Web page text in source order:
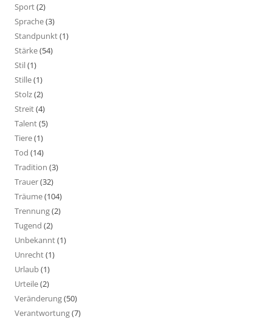
Sport(2)
Sprache(3)
Standpunkt(1)
Stärke(54)
Stil(1)
Stille(1)
Stolz(2)
Streit(4)
Talent(5)
Tiere(1)
Tod (14)
Tradition (3)
Trauer(32)
Träume(104)
Trennung(2)
Tugend (2)
Unbekannt(1)
Unrecht(1)
Urlaub(1)
Urteile(2)
Veränderung(50)
Verantwortung(7)